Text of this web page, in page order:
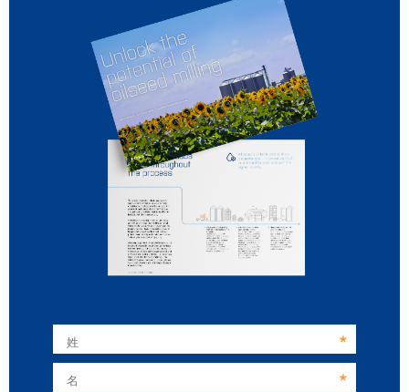
姓
名